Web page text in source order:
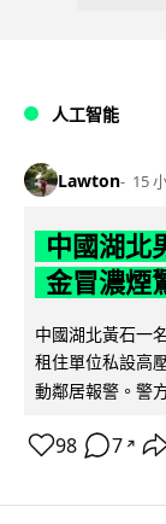
人工智能
Lawton 15
中國湖北
金冒濃煙
中國湖北黃石一
租住單位私設高
動鄰居報警。警
98 7 ↗